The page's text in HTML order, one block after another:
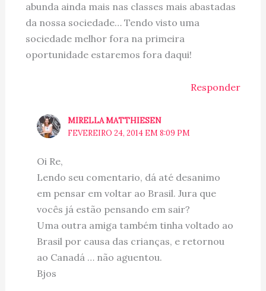
abunda ainda mais nas classes mais abastadas
da nossa sociedade… Tendo visto uma
sociedade melhor fora na primeira
oportunidade estaremos fora daqui!
Responder
MIRELLA MATTHIESEN
FEVEREIRO 24, 2014 EM 8:09 PM
Oi Re,
Lendo seu comentario, dá até desanimo
em pensar em voltar ao Brasil. Jura que
vocês já estão pensando em sair?
Uma outra amiga também tinha voltado ao
Brasil por causa das crianças, e retornou
ao Canadá … não aguentou.
Bjos